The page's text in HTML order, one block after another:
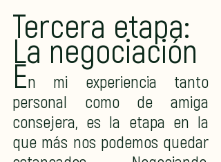
Tercera etapa:
La negociación
En mi experiencia tanto
personal como de amiga
consejera, es la etapa en la
que más nos podemos quedar